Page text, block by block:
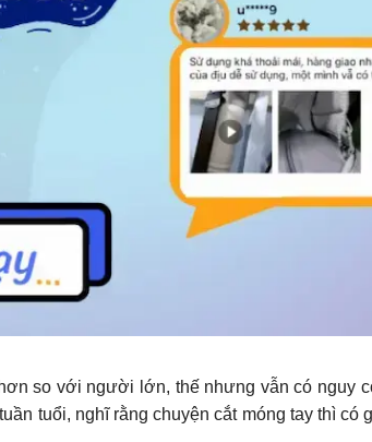
so với người lớn, thế nhưng vẫn có nguy
tuổi, nghĩ rằng chuyện cắt móng tay thì có